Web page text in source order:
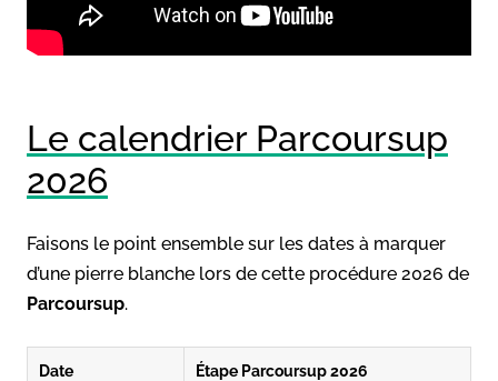
Le calendrier Parcoursup
2026
Faisons le point ensemble sur les dates à marquer
d’une pierre blanche lors de cette procédure 2026 de
Parcoursup.
Date Étape Parcoursup 2026